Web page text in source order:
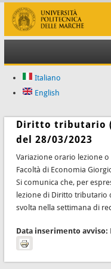
Italiano
English
Diritto tributario
del 28/03/2023
Variazione orario lezione o
Facoltà di Economia
Si comunica che, per
lezione di Diritto tributario
svolta nella settimana di
Data inserimento avviso: